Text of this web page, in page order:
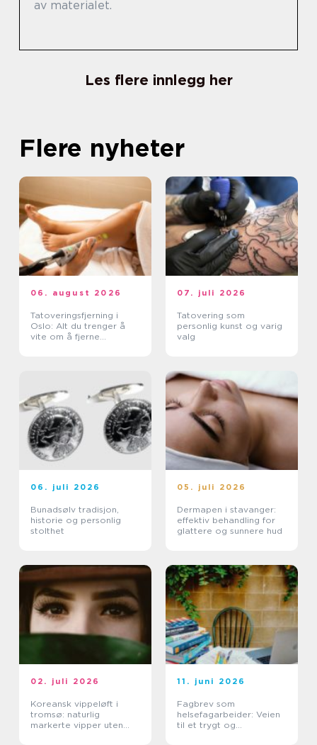
av materialet.
Les flere innlegg her
Flere nyheter
06. august 2026
Tatoveringsfjerning i
Oslo: Alt du trenger å
vite om å fjerne
07. juli 2026
Tatovering som
personlig kunst og varig
valg
06. juli 2026
Bunadsølv tradisjon,
historie og personlig
stolthet
05. juli 2026
Dermapen i stavanger:
effektiv behandling for
glattere og sunnere hud
02. juli 2026
Koreansk vippeløft i
tromsø: naturlig
markerte vipper uten
11. juni 2026
Fagbrev som
helsefagarbeider: Veien
til et trygt og